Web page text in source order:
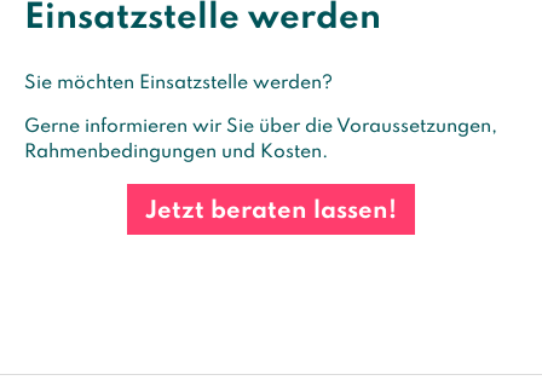
Einsatzstelle werden
Sie möchten Einsatzstelle werden?
Gerne informieren wir Sie über die Voraussetzungen,
Rahmenbedingungen und Kosten.
Jetzt beraten lassen!